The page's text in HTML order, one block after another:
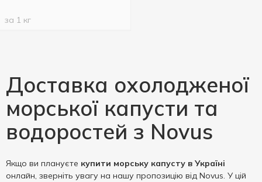
за 1 кг
Доставка охолодженої
морської капусти та
водоростей з Novus
Якщо ви плануєте купити морську капусту в Україні
онлайн, зверніть увагу на нашу пропозицію від Novus. У цій